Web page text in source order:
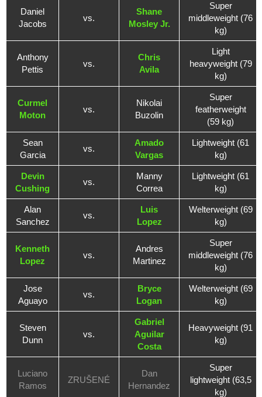
Daniel
Jacobs
vs.
Shane
Mosley Jr.
Super
middleweight (76
kg)
Anthony
Pettis
vs.
Chris
Avila
Light
heavyweight (79
kg)
Curmel
Moton
vs.
Nikolai
Buzolin
Super
featherweight
(59 kg)
Sean
Garcia
vs.
Amado
Vargas
Lightweight (61
kg)
Devin
Cushing
vs.
Manny
Correa
Lightweight (61
kg)
Alan
Sanchez
vs.
Luis
Lopez
Welterweight (69
kg)
Kenneth
Lopez
vs.
Andres
Martinez
Super
middleweight (76
kg)
Jose
Aguayo
vs.
Bryce
Logan
Welterweight (69
kg)
Steven
Dunn
vs.
Gabriel
Aguilar
Costa
Heavyweight (91
kg)
Luciano
Ramos
ZRUŠENÉ
Dan
Hernandez
Super
lightweight (63,5
kg)